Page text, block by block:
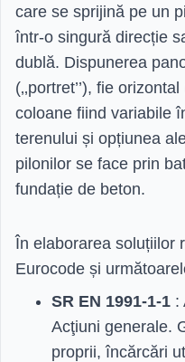
care se sprijină pe un
într-o singură direcție
dublă. Dispunerea
(‚‚portret’’), fie
coloane fiind variabile
terenului și opțiunea
pilonilor se face prin
fundație de beton.
În elaborarea soluțiilor
Eurocode și
SR EN 1991-1-1 :
Acţiuni generale.
proprii, încărcări